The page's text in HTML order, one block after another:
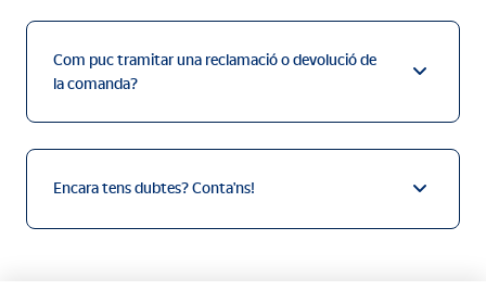
Com puc tramitar una reclamació o devolució de
la comanda?
Encara tens dubtes? Conta'ns!